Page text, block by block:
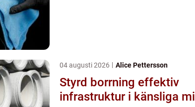
04 augusti 2026 Alice Pettersson
Styrd borrning effektiv
infrastruktur i känsliga